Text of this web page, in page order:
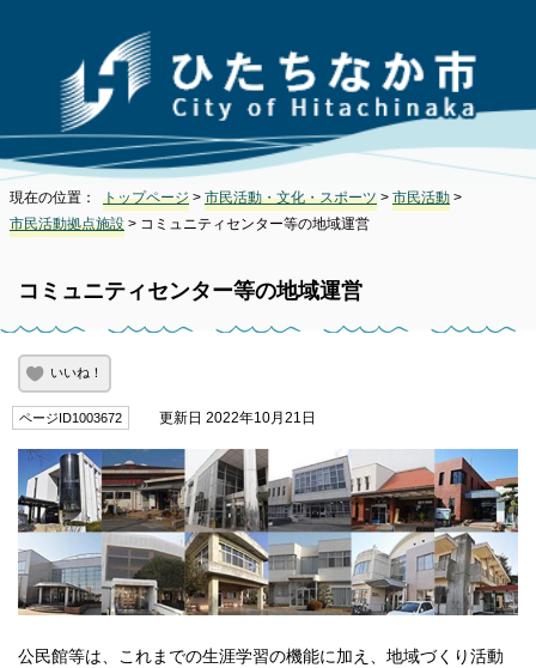
現在の位置： トップページ > 市民活動・文化・スポーツ > 市民活動 >
市民活動拠点施設 > コミュニティセンター等の地域運営
コミュニティセンター等の地域運営
いいね！
ページID1003672 更新日 2022年10月21日
公民館等は、これまでの生涯学習の機能に加え、地域づくり活動